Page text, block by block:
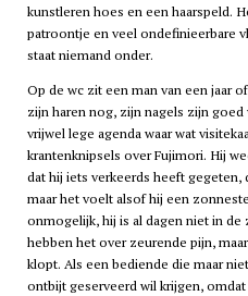
kunstleren hoes en een haarspeld.
patroontje en veel ondefinieerbare
staat niemand onder.
Op de wc zit een man van een jaar
zijn haren nog, zijn nagels zijn
vrijwel lege agenda waar wat
krantenknipsels over Fujimori. Hij
dat hij iets verkeerds heeft gegeten,
maar het voelt alsof hij een
onmogelijk, hij is al dagen niet in
hebben het over zeurende pijn,
klopt. Als een bediende die maar
ontbijt geserveerd wil krijgen,